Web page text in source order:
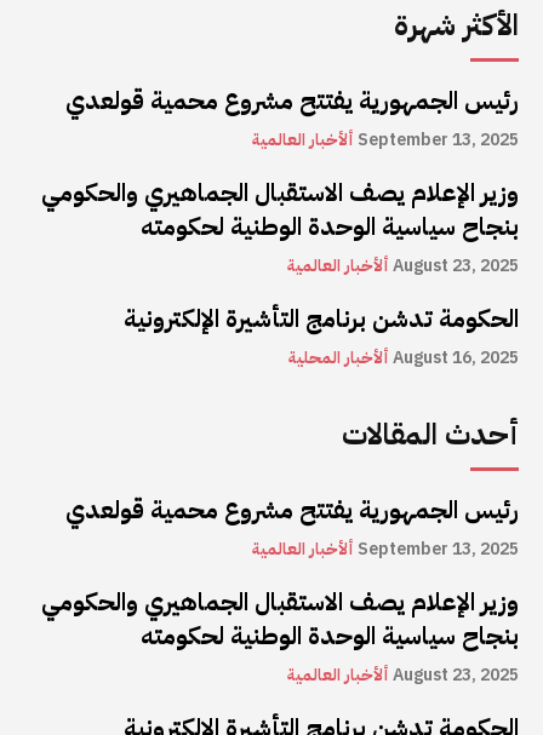
الأكثر شهرة
رئيس الجمهورية يفتتح مشروع محمية قولعدي
ألأخبار العالمية September 13, 2025
وزير الإعلام يصف الاستقبال الجماهيري والحكومي
بنجاح سياسية الوحدة الوطنية لحكومته
ألأخبار العالميةAugust 23, 2025
الحكومة تدشن برنامج التأشيرة الإلكترونية
ألأخبار المحليةAugust 16, 2025
أحدث المقالات
رئيس الجمهورية يفتتح مشروع محمية قولعدي
ألأخبار العالمية September 13, 2025
وزير الإعلام يصف الاستقبال الجماهيري والحكومي
بنجاح سياسية الوحدة الوطنية لحكومته
ألأخبار العالميةAugust 23, 2025